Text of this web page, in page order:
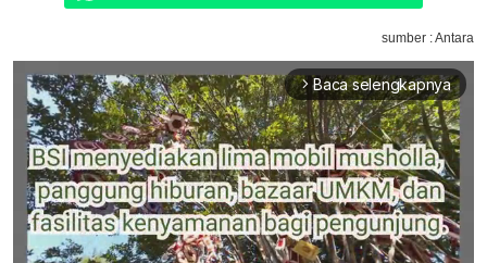
sumber : Antara
arrow_forward_ios Baca selengkapnya